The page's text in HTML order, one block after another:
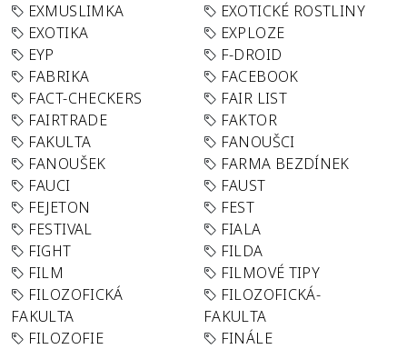
EXMUSLIMKA
EXOTICKÉ ROSTLINY
EXOTIKA
EXPLOZE
EYP
F-DROID
FABRIKA
FACEBOOK
FACT-CHECKERS
FAIR LIST
FAIRTRADE
FAKTOR
FAKULTA
FANOUŠCI
FANOUŠEK
FARMA BEZDÍNEK
FAUCI
FAUST
FEJETON
FEST
FESTIVAL
FIALA
FIGHT
FILDA
FILM
FILMOVÉ TIPY
FILOZOFICKÁ
FAKULTA
FILOZOFICKÁ-
FAKULTA
FILOZOFIE
FINÁLE